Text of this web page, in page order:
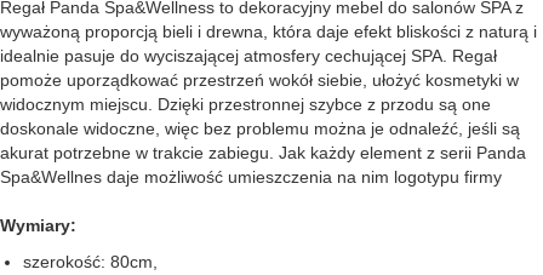
Regał Panda Spa&Wellness to dekoracyjny mebel do salonów SPA z
wyważoną proporcją bieli i drewna, która daje efekt bliskości z naturą i
idealnie pasuje do wyciszającej atmosfery cechującej SPA. Regał
pomoże uporządkować przestrzeń wokół siebie, ułożyć kosmetyki w
widocznym miejscu. Dzięki przestronnej szybce z przodu są one
doskonale widoczne, więc bez problemu można je odnaleźć, jeśli są
akurat potrzebne w trakcie zabiegu. Jak każdy element z serii Panda
Spa&Wellnes daje możliwość umieszczenia na nim logotypu firmy
Wymiary:
szerokość: 80cm,